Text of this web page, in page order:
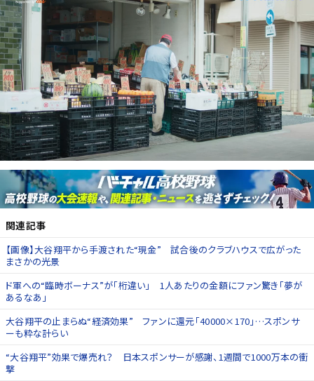
関連記事
【画像】大谷翔平から手渡された“現金” 試合後のクラブハウスで広がった
まさかの光景
ド軍への“臨時ボーナス”が「桁違い」 1人あたりの金額にファン驚き「夢が
あるなあ」
大谷翔平の止まらぬ“経済効果” ファンに還元「40000×170」…スポンサ
ーも粋な計らい
“大谷翔平”効果で爆売れ？ 日本スポンサーが感謝、1週間で1000万本の衝
撃